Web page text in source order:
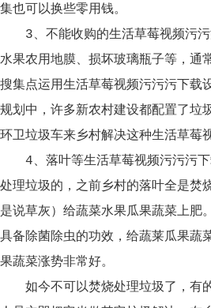
集也可以换些零用钱。
3、不能收购的生活草莓视频污
水果农用地膜、损坏玻璃瓶子等，通
搜集点运用生活草莓视频污污污下载
规划中，许多新农村建设都配置了垃
环卫垃圾车来乡村解决这种生活草莓
4、落叶等生活草莓视频污污污
处理垃圾的，之前乡村的落叶全是焚
是说草灰）给蔬菜水果瓜果蔬菜上肥
具备除菌除虫的功效，给蔬莱瓜果蔬
果蔬菜涨势非常好。
如今不可以焚烧处理垃圾了，有